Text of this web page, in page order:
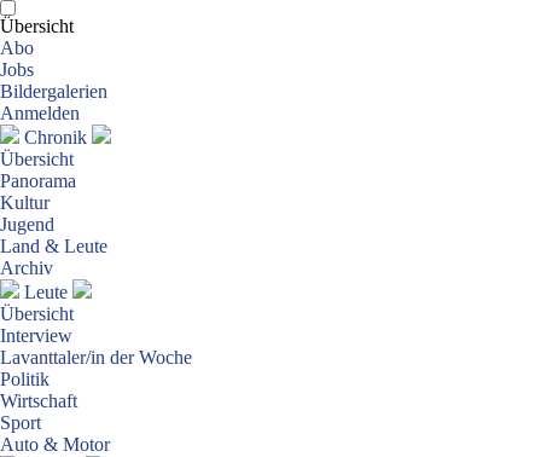
Übersicht
Abo
Jobs
Bildergalerien
Anmelden
Chronik
Übersicht
Panorama
Kultur
Jugend
Land & Leute
Archiv
Leute
Übersicht
Interview
Lavanttaler/in der Woche
Politik
Wirtschaft
Sport
Auto & Motor